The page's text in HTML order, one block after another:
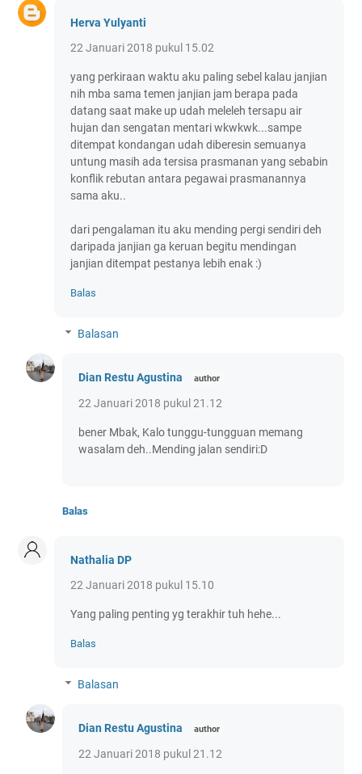
Herva Yulyanti
22 Januari 2018 pukul 15.02
yang perkiraan waktu aku paling sebel kalau janjian
nih mba sama temen janjian jam berapa pada
datang saat make up udah meleleh tersapu air
hujan dan sengatan mentari wkwkwk...sampe
ditempat kondangan udah diberesin semuanya
untung masih ada tersisa prasmanan yang sebabin
konflik rebutan antara pegawai prasmanannya
sama aku..
dari pengalaman itu aku mending pergi sendiri deh
daripada janjian ga keruan begitu mendingan
janjian ditempat pestanya lebih enak :)
Balas
Balasan
Dian Restu Agustina
22 Januari 2018 pukul 21.12
bener Mbak, Kalo tunggu-tungguan memang
wasalam deh..Mending jalan sendiri:D
Balas
Nathalia DP
22 Januari 2018 pukul 15.10
Yang paling penting yg terakhir tuh hehe...
Balas
Balasan
Dian Restu Agustina
22 Januari 2018 pukul 21.12